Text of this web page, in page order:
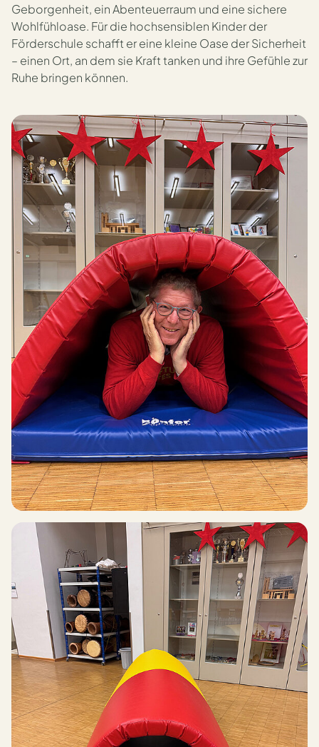
Geborgenheit, ein Abenteuerraum und eine sichere
Wohlfühloase. Für die hoch­sensiblen Kinder der
Förderschule schafft er eine kleine Oase der Sicherheit
– einen Ort, an dem sie Kraft tanken und ihre Gefühle zur
Ruhe bringen können.